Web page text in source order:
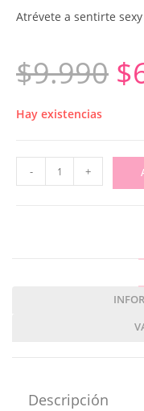
Atrévete a sentirte
$9.990 $
Hay existencias
- +
Descripción